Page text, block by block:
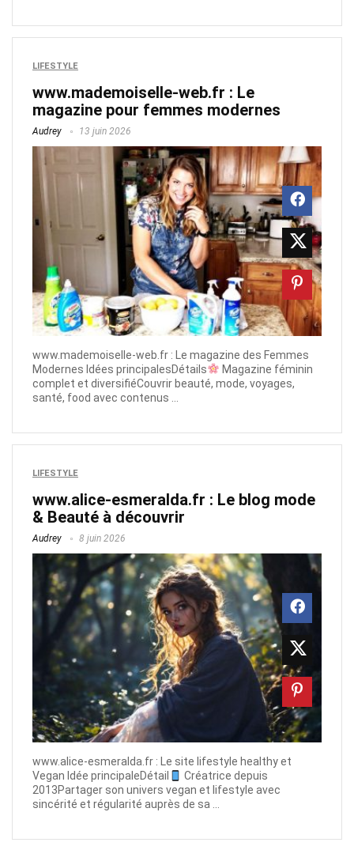
LIFESTYLE
www.mademoiselle-web.fr​ : Le
magazine pour femmes modernes
Audrey 13 juin 2026
www.mademoiselle-web.fr​ : Le magazine des Femmes
Modernes Idées principalesDétails
Magazine féminin
complet et diversifiéCouvrir beauté, mode, voyages,
santé, food avec contenus ...
LIFESTYLE
www.alice-esmeralda.fr​ : Le blog mode
& Beauté à découvrir
Audrey 8 juin 2026
www.alice-esmeralda.fr​ : Le site lifestyle healthy et
Vegan Idée principaleDétail
Créatrice depuis
2013Partager son univers vegan et lifestyle avec
sincérité et régularité auprès de sa ...